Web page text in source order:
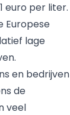
euro per liter.
Europese
lage
en bedrijven
de
veel